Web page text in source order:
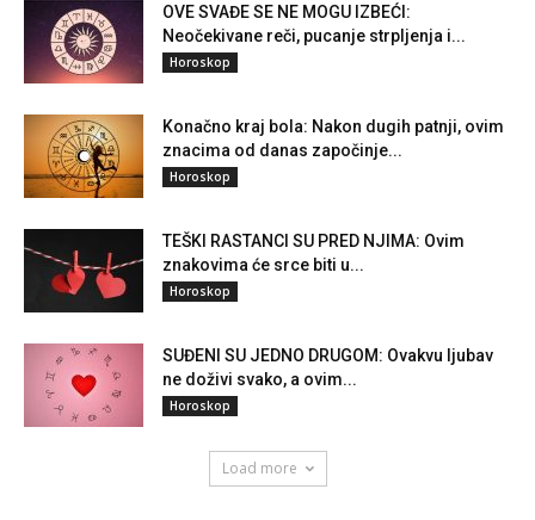
OVE SVAĐE SE NE MOGU IZBEĆI:
Neočekivane reči, pucanje strpljenja i...
Horoskop
Konačno kraj bola: Nakon dugih patnji, ovim
znacima od danas započinje...
Horoskop
TEŠKI RASTANCI SU PRED NJIMA: Ovim
znakovima će srce biti u...
Horoskop
SUĐENI SU JEDNO DRUGOM: Ovakvu ljubav
ne doživi svako, a ovim...
Horoskop
Load more